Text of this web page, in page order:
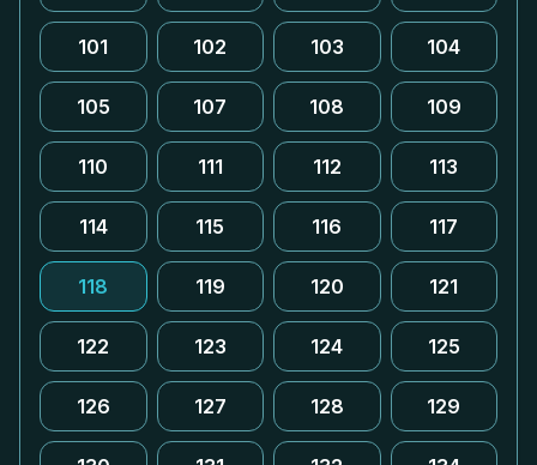
101 102 103 104
105 107 108 109
110 111 112 113
114 115 116 117
118 119 120 121
122 123 124 125
126 127 128 129